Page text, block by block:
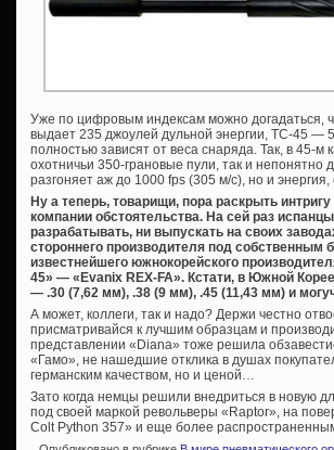
Уже по цифровым индексам можно догадаться,
выдает 235 джоулей дульной энергии, ТС-45 —
полностью зависят от веса снаряда. Так, в 45-
охотничьи 350-грановые пули, так и непонятно
разгоняет аж до 1000 fps (305 м/с), но и
Ну а теперь, товарищи, пора раскрыть
компании обстоятельства. На сей раз
разрабатывать, ни выпускать на своих
стороннего производителя под собственным
известнейшего южнокорейского
45» — «Evanix REX-FA». Кстати, в Южной
— .30 (7,62 мм), .38 (9 мм), .45 (11,43 мм) и
А может, коллеги, так и надо? Держи честно
присматривайся к лучшим образцам и
представлении «Diana» тоже решила
«Гамо», не нашедшие отклика в душах
германским качеством, но и ценой…
Зато когда немцы решили внедриться в новую
под своей маркой револьверы «Raptor», на
Colt Python 357» и еще более